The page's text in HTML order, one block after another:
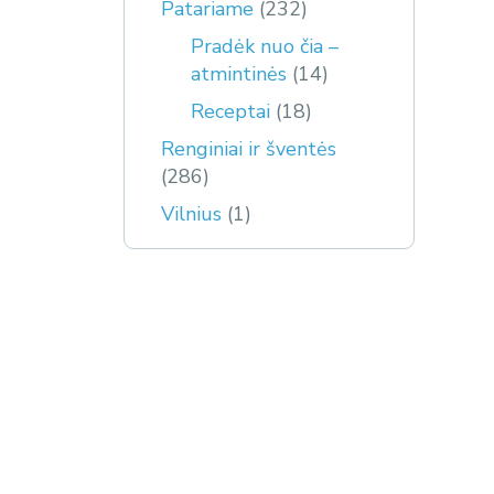
Patariame (232)
Pradėk nuo čia –
atmintinės (14)
Receptai (18)
Renginiai ir šventės
(286)
Vilnius (1)